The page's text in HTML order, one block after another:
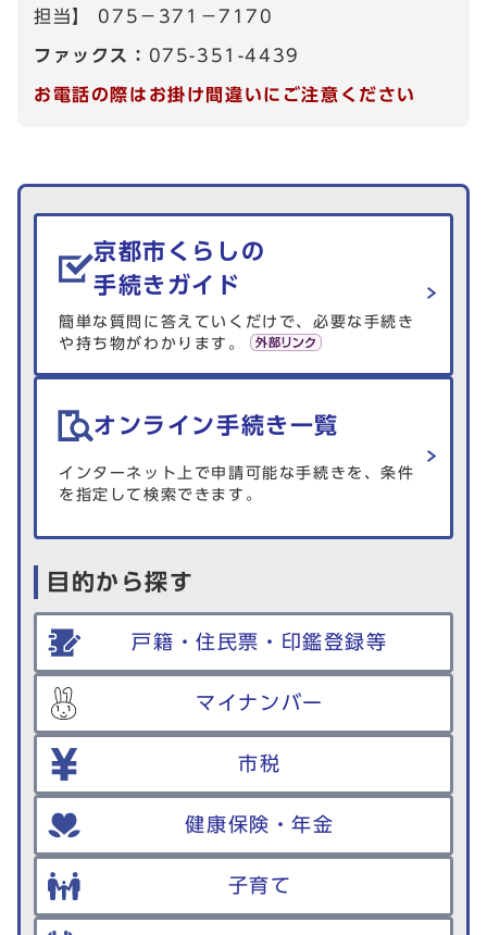
担当】 075－371－7170
ファックス： 075-351-4439
お電話の際はお掛け間違いにご注意ください
生活情報を探す
京都市くらしの
手続きガイド
簡単な質問に答えていくだけで、必要な手続き
や持ち物がわかります。
オンライン手続き一覧
インターネット上で申請可能な手続きを、条件
を指定して検索できます。
目的から探す
戸籍・住民票・印鑑登録等
マイナンバー
市税
健康保険・年金
子育て